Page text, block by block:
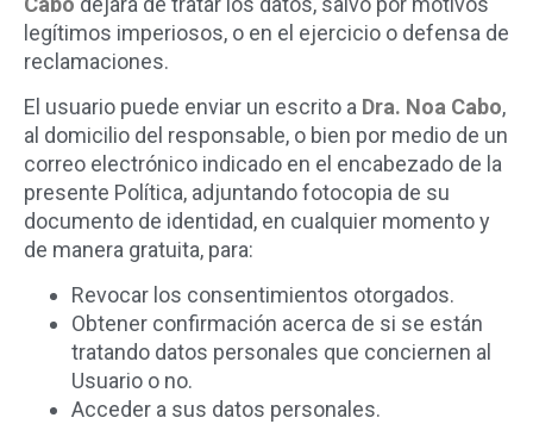
legítimos imperiosos, o en el ejercicio o defensa de
reclamaciones.
El usuario puede enviar un escrito a Dra. Noa Cabo,
al domicilio del responsable, o bien por medio de un
correo electrónico indicado en el encabezado de la
presente Política, adjuntando fotocopia de su
documento de identidad, en cualquier momento y
de manera gratuita, para:
Revocar los consentimientos otorgados.
Obtener confirmación acerca de si se están
tratando datos personales que conciernen al
Usuario o no.
Acceder a sus datos personales.